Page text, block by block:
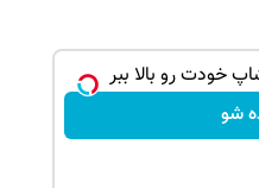
خودت رو بالا ببر
شو